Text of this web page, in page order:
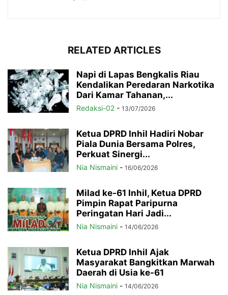
RELATED ARTICLES
Napi di Lapas Bengkalis Riau
Kendalikan Peredaran Narkotika
Dari Kamar Tahanan,...
Redaksi-02 - 13/07/2026
Ketua DPRD Inhil Hadiri Nobar
Piala Dunia Bersama Polres,
Perkuat Sinergi...
Nia Nismaini - 16/06/2026
Milad ke-61 Inhil, Ketua DPRD
Pimpin Rapat Paripurna
Peringatan Hari Jadi...
Nia Nismaini - 14/06/2026
Ketua DPRD Inhil Ajak
Masyarakat Bangkitkan Marwah
Daerah di Usia ke-61
Nia Nismaini - 14/06/2026